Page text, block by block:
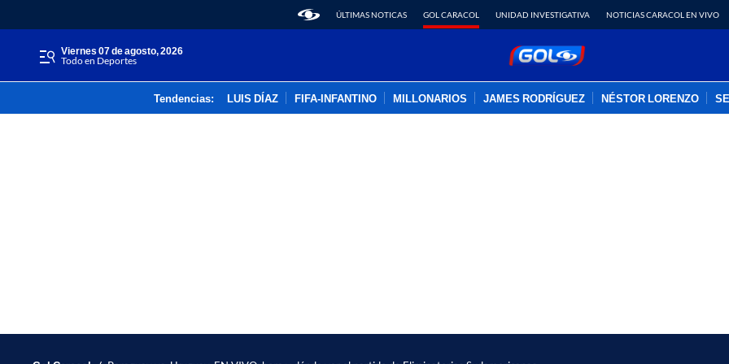
ÚLTIMAS NOTICAS GOL CARACOL UNIDAD INVESTIGATIVA NOTICIAS CARACOL EN VIVO
viernes 07 de agosto, 2026
Todo en Deportes
Tendencias: LUIS DÍAZ FIFA-INFANTINO MILLONARIOS JAMES RODRÍGUEZ NÉSTOR LORENZO